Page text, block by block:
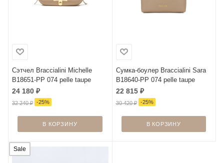
Сэтчел Braccialini Michelle
B18651-PP 074 pelle taupe
24 180 ₽
32 240₽ -25%
В КОРЗИНУ
Сумка-боулер Braccialini Sara
B18640-PP 074 pelle taupe
22 815₽
30 420₽ -25%
В КОРЗИНУ
Sale